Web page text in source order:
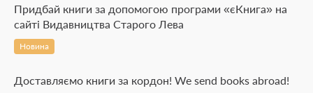
Придбай книги за допомогою програми «єКнига» на
сайті Видавництва Старого Лева
Новина
Доставляємо книги за кордон! We send books abroad!